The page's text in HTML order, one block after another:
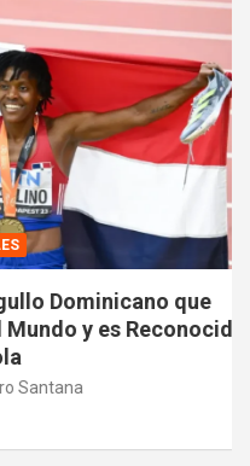
Dominicano que
y es Reconocida